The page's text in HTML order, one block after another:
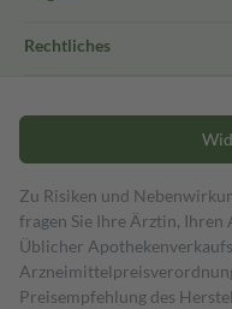
Rechtliches
Zu Risiken und
fragen Sie Ihre Ärztin, Ihren
Üblicher
Preisempfehlung des